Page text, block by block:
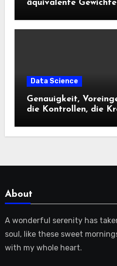
äquivalente
Data Science
Genauigkeit,
die Kontrollen, die
About
A wonderful serenity has
soul, like these sweet
with my whole heart.